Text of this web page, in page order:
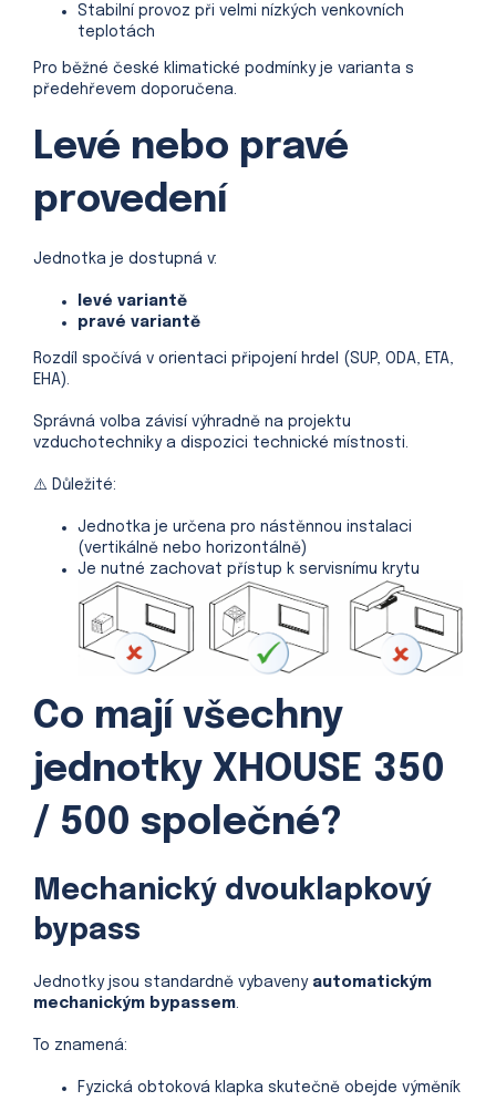
Stabilní provoz při velmi nízkých venkovních
teplotách
Pro běžné české klimatické podmínky je varianta s
předehřevem doporučena.
Levé nebo pravé
provedení
Jednotka je dostupná v:
levé variantě
pravé variantě
Rozdíl spočívá v orientaci připojení hrdel (SUP, ODA, ETA,
EHA).
Správná volba závisí výhradně na projektu
vzduchotechniky a dispozici technické místnosti.
⚠️ Důležité:
Jednotka je určena pro nástěnnou instalaci
(vertikálně nebo horizontálně)
Je nutné zachovat přístup k servisnímu krytu
Co mají všechny
jednotky XHOUSE 350
/ 500 společné?
Mechanický dvouklapkový
bypass
Jednotky jsou standardně vybaveny automatickým
mechanickým bypassem.
To znamená:
Fyzická obtoková klapka skutečně obejde výměník